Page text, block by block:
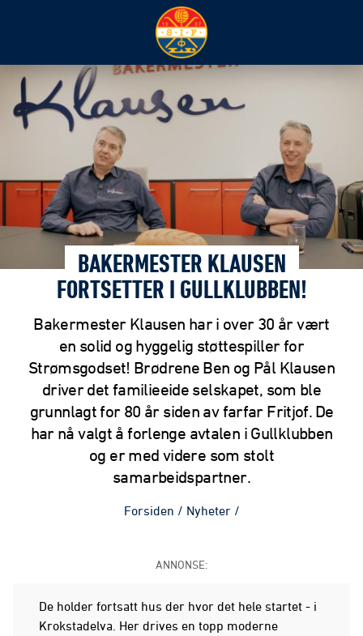
BAKERMESTER KLAUSEN
FORTSETTER I GULLKLUBBEN!
Bakermester Klausen har i over 30 år vært
en solid og hyggelig støttespiller for
Strømsgodset! Brødrene Ben og Pål Klausen
driver det familieeide selskapet, som ble
grunnlagt for 80 år siden av farfar Fritjof. De
har nå valgt å forlenge avtalen i Gullklubben
og er med videre som stolt
samarbeidspartner.
Forsiden / Nyheter /
ANNONSE:
De holder fortsatt hus der hvor det hele startet - i
Krokstadelva. Her drives en topp moderne